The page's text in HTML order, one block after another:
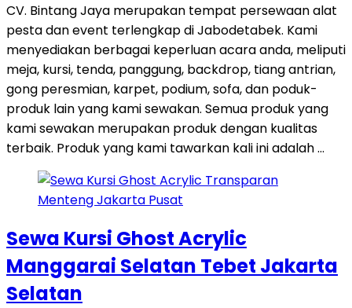
CV. Bintang Jaya merupakan tempat persewaan alat
pesta dan event terlengkap di Jabodetabek. Kami
menyediakan berbagai keperluan acara anda, meliputi
meja, kursi, tenda, panggung, backdrop, tiang antrian,
gong peresmian, karpet, podium, sofa, dan poduk-
produk lain yang kami sewakan. Semua produk yang
kami sewakan merupakan produk dengan kualitas
terbaik. Produk yang kami tawarkan kali ini adalah …
Sewa Kursi Ghost Acrylic
Manggarai Selatan Tebet Jakarta
Selatan